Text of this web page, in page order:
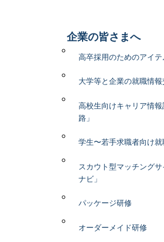
企業の皆さまへ
高卒採用のためのアイテ
大学等と企業の就職情報
高校生向けキャリア情
路」
学生〜若手求職者向け就
スカウト型マッチング
ナビ」
パッケージ研修
オーダーメイド研修